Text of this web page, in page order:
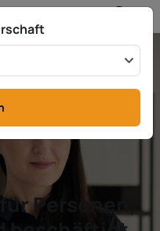
Personen,